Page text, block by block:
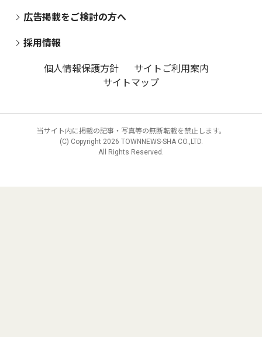
広告掲載をご検討の方へ
採用情報
個人情報保護方針
サイトご利用案内
サイトマップ
当サイト内に掲載の記事・写真等の無断転載を禁止します。
(C) Copyright 2026 TOWNNEWS-SHA CO.,LTD.
All Rights Reserved.